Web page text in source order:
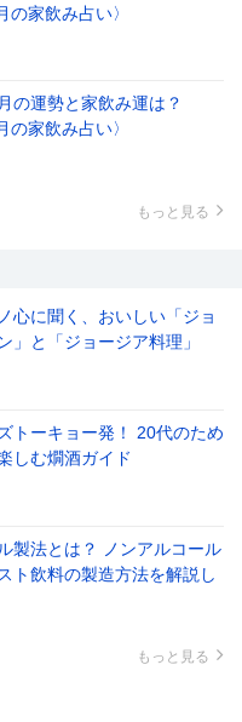
の家飲み占い〉
の運勢と家飲み運は？
の家飲み占い〉
もっと見る
心に聞く、おいしい「ジョ
」と「ジョージア料理」
トーキョー発！ 20代のため
しむ燗酒ガイド
製法とは？ ノンアルコール
ト飲料の製造方法を解説し
もっと見る